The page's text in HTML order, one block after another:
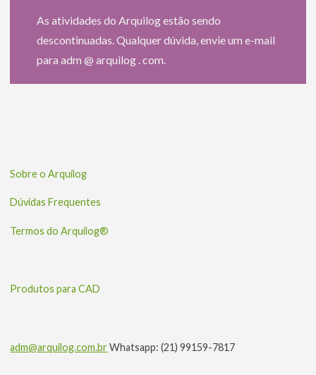
As atividades do Arquilog estão sendo
descontinuadas. Qualquer dúvida, envie um e-mail
para adm @ arquilog . com.
Sobre o Arquilog
Dúvidas Frequentes
Termos do Arquilog®
Produtos para CAD
adm@arquilog.com.brWhatsapp: (21) 99159-7817